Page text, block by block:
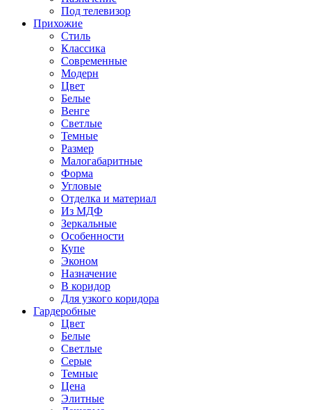
Под телевизор
Прихожие
Стиль
Классика
Современные
Модерн
Цвет
Белые
Венге
Светлые
Темные
Размер
Малогабаритные
Форма
Угловые
Отделка и материал
Из МДФ
Зеркальные
Особенности
Купе
Эконом
Назначение
В коридор
Для узкого коридора
Гардеробные
Цвет
Белые
Светлые
Серые
Темные
Цена
Элитные